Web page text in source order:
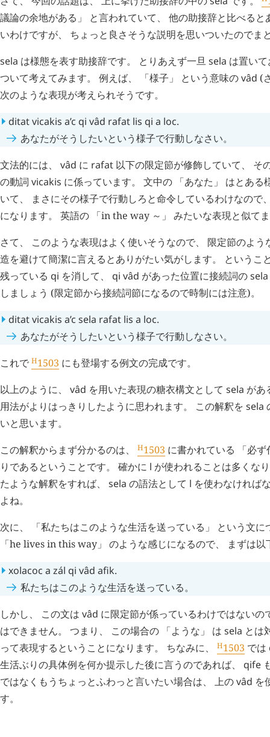
議論の余地がある」 と言われていて、 他の助接辞と比べる
いわけですが、 ちょっと良さそうな説明を思いついたのでま
sela は様態を表す助接辞です。 とりあえず一旦sela は置い
ついて考えてみます。 例えば、 「様子」 という意味のvâd (
次のような表現が考えられそうです。
ditatvicakis a’c qi vâd rafat lis qi a loc.
あなたがそうしたいという様子で行動しなさい。
文法的には、 vâd に rafat 以下の限定節が修飾していて、 そ
の動詞 vicakis に係っています。 文中の 「あなた」 はとある
いて、 まさにその様子で行動しろと命令しているわけなので
になります。 英語の 「in the way ～」 みたいな表現と似て
さて、 このような表現はよく使いそうなので、 限定節のよ
造を避けて簡潔に言えるとありがたい気がします。 というこ
残っている qi を消して、 qi vâd があった位置に接続詞のsela
しましょう (限定節から接続詞節になるので時制には注意)。
ditatvicakis a’c sela rafat lis a loc.
あなたがそうしたいという様子で行動しなさい。
これで H1503 にも登場する例文の完成です。
以上のように、 vâd を用いた表現の糖衣構文として sela があ
用法がよりはっきりしたように思われます。 この解釈を sela
いと思います。
この解釈からまず分かるのは、
H1503 に書かれている 「必
りであるということです。 確かに l が使われることは多くな
たような解釈をすれば、 sela の語法として l を使わなければ
よね。
次に、 「私たちはこのような生活を送っている」 という文に
「he lives in this way」 のような感じになるので、 まずは
xolacoc a zál qi vâd afik.
私たちはこのような生活を送っている。
しかし、 この文は vâd に限定節が係っているわけではないの
はできません。 つまり、 この場合の 「ような」 は sela とは
って表現するということになります。 ちなみに、
H1503 では
生活ぶりの具体例を何か提示した後に言うのであれば、 qife
ではなくもうちょっとふわっと言いたい場合は、 上のvâd を
す。